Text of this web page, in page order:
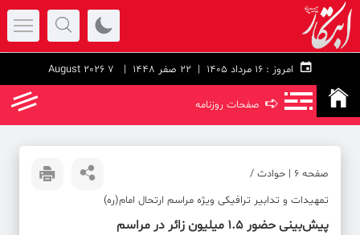
امروز : 22 صفر 1448 | 7 August 2026
➪ صفحات روزنامه
صفحه ۶ | حوادث /
تمهیدات و تدابیر ترافیکی ویژه مراسم ارتحال امام(ره)
پیش‌بینی حضور ۱.۵ میلیون زائر در مراسم